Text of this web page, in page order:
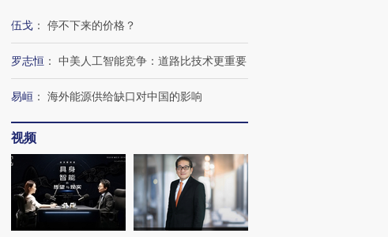
伍戈 ： 停不下来的价格？
罗志恒 ： 中美人工智能竞争：道路比技术更重要
易峘 ： 海外能源供给缺口对中国的影响
视频